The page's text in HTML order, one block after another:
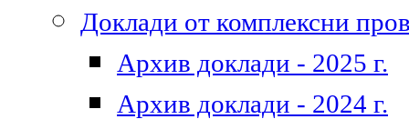
Доклади от комплексни
Архив доклади - 2025 г.
Архив доклади - 2024 г.